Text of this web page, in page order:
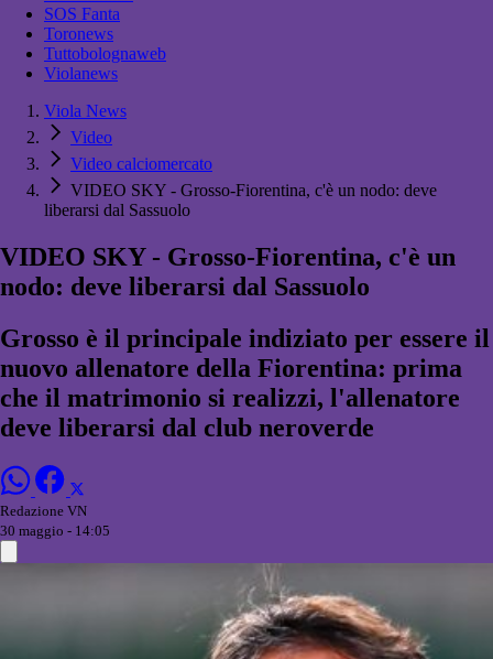
SOS Fanta
Toronews
Tuttobolognaweb
Violanews
Viola News
Video
Video calciomercato
VIDEO SKY - Grosso-Fiorentina, c'è un nodo: deve
liberarsi dal Sassuolo
VIDEO SKY - Grosso-Fiorentina, c'è un
nodo: deve liberarsi dal Sassuolo
Grosso è il principale indiziato per essere il
nuovo allenatore della Fiorentina: prima
che il matrimonio si realizzi, l'allenatore
deve liberarsi dal club neroverde
Redazione VN
30 maggio - 14:05